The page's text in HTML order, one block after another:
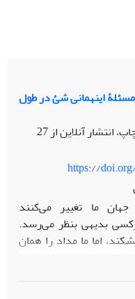
اینهمانی شئ در طول
انتشار آنلاین از27
https://
ما تغییر می‌کنند
بدیهی بنظر می‌رسد.
اما ما مداد را همان
اکنون شکسته است. اما
طول تاریخ متافیزیک
زنون، مک‌تاگارت،